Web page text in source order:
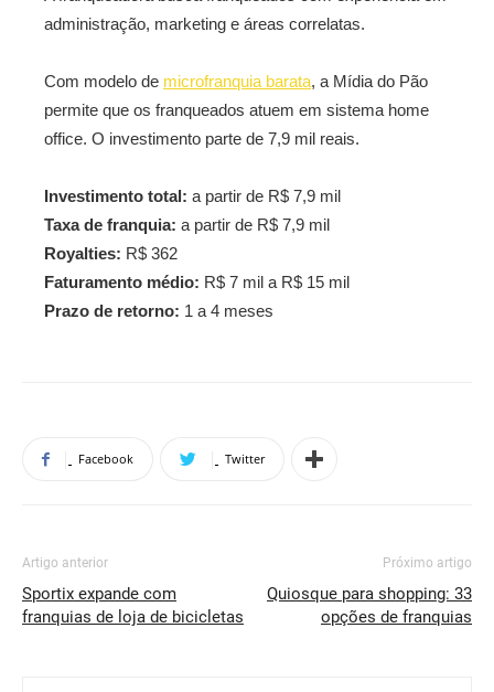
administração, marketing e áreas correlatas.
Com modelo de microfranquia barata, a Mídia do Pão
permite que os franqueados atuem em sistema home
office. O investimento parte de 7,9 mil reais.
Investimento total: a partir de R$ 7,9 mil
Taxa de franquia: a partir de R$ 7,9 mil
Royalties: R$ 362
Faturamento médio: R$ 7 mil a R$ 15 mil
Prazo de retorno: 1 a 4 meses
Facebook Twitter
Artigo anterior
Sportix expande com
franquias de loja de bicicletas
Próximo artigo
Quiosque para shopping: 33
opções de franquias